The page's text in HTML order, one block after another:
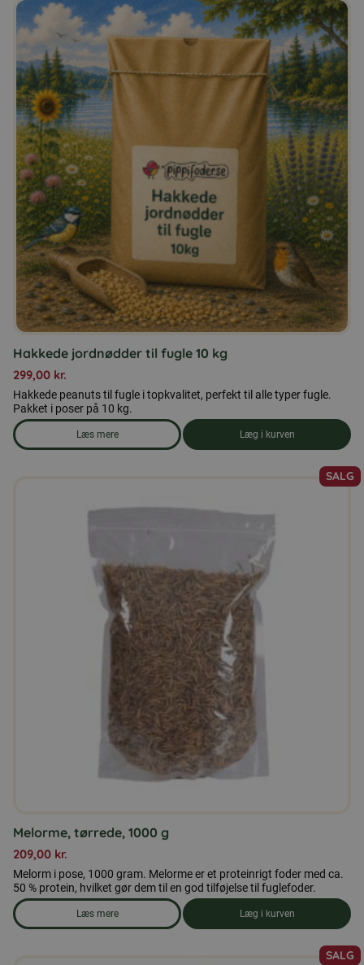
Hakkede jordnødder til fugle 10 kg
299,00 kr.
Hakkede peanuts til fugle i topkvalitet, perfekt til alle typer fugle.
Pakket i poser på 10 kg.
Læs mere
om produkten Hakkede jordnødder til fugle 10 kg
Læg i kurven
SALG
Melorme, tørrede, 1000 g
209,00 kr.
Melorm i pose, 1000 gram. Melorme er et proteinrigt foder med ca.
50 % protein, hvilket gør dem til en god tilføjelse til fuglefoder.
Læs mere
om produkten Melorme, tørrede, 1000 g
Læg i kurven
SALG